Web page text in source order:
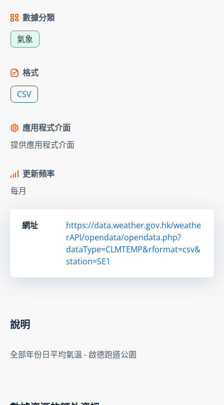
數據分類
氣象
格式
CSV
應用程式介面
提供應用程式介面
更新頻率
每月
網址
https://data.weather.gov.hk/weathe
rAPI/opendata/opendata.php?
dataType=CLMTEMP&rformat=csv&
station=SE1
說明
全部年份日平均氣溫 - 啟德跑道公園